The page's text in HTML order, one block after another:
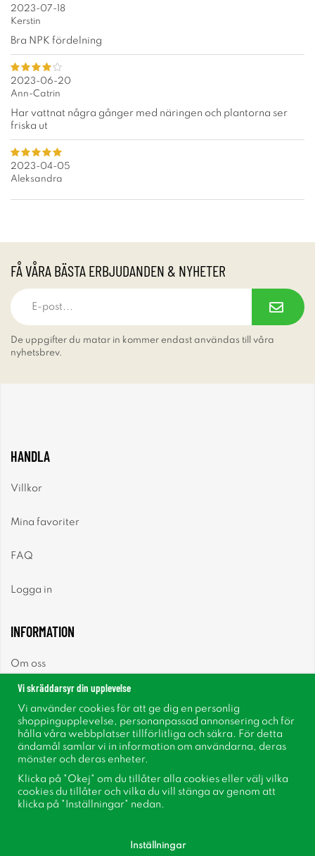
2023-07-18
Kerstin
Bra NPK fördelning
2023-06-20
Ann-Catrin
Har vattnat några gånger med näringen och plantorna ser
friska ut
2023-04-05
Aleksandra
FÅ VÅRA BÄSTA ERBJUDANDEN & NYHETER
De uppgifter du matar in kommer endast användas till våra
nyhetsbrev.
HANDLA
Villkor
Mina favoriter
FAQ
Logga in
INFORMATION
Om oss
Nyhetsbrev
Om cookies
Inspiration
Vi skräddarsyr din upplevelse
Vi använder cookies för att ge dig en personlig
shoppingupplevelse, personanpassad annonsering och för
hålla våra webbplatser tillförlitliga och säkra. För detta
ändamål samlar vi in information om användarna, deras
mönster och deras enheter.
Klicka på "Okej" om du tillåter alla cookies eller välj vilka
cookies du tillåter och vilka du vill stänga av genom att
klicka på "Inställningar" nedan.
Inställningar